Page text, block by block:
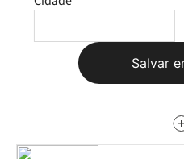
Salvar
Bolsa Petite
R$ 179,99